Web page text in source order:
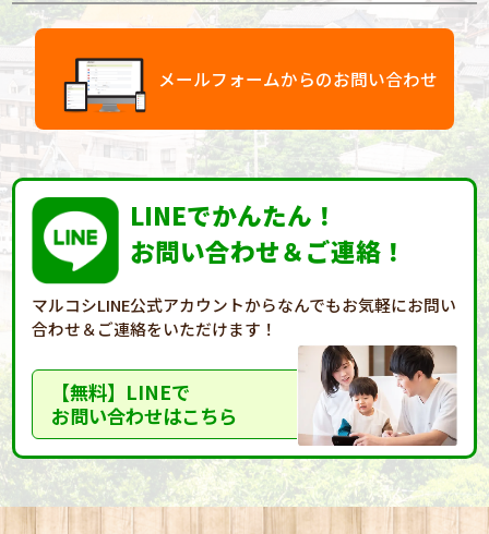
メールフォームからのお問い合わせ
LINEでかんたん！
お問い合わせ＆ご連絡！
マルコシLINE公式アカウントからなんでもお気軽にお問い
合わせ＆ご連絡をいただけます！
【無料】LINEで
お問い合わせはこちら